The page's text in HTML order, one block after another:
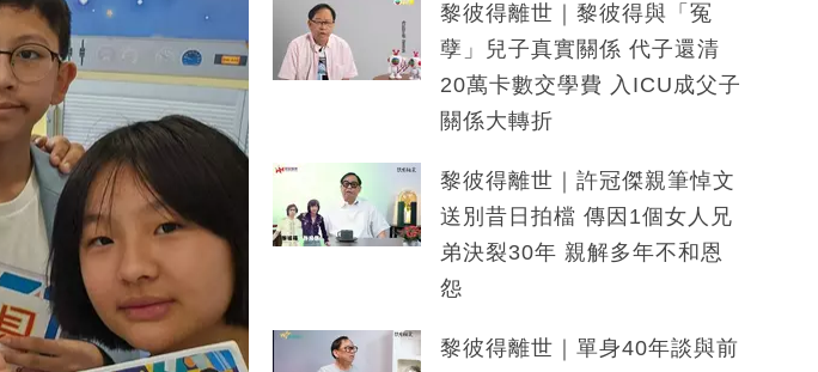
黎彼得離世｜黎彼得與「冤
孽」兒子真實關係 代子還清
20萬卡數交學費 入ICU成父子
關係大轉折
黎彼得離世｜許冠傑親筆悼文
送別昔日拍檔 傳因1個女人兄
弟決裂30年 親解多年不和恩
怨
黎彼得離世｜單身40年談與前